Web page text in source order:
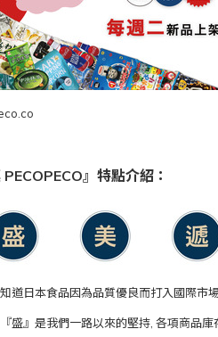
』特點介紹：
道日本食品因為品質優良而打入國際市
盛』是我們一路以來的堅持, 各項商品